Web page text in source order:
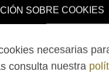
SOBRE COOKIES
necesarias
consulta nuestra